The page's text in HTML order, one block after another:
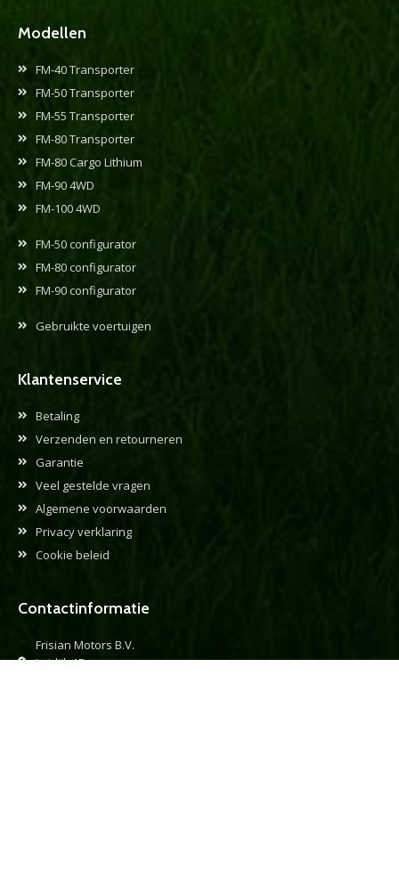
Modellen
FM-40 Transporter
FM-50 Transporter
FM-55 Transporter
FM-80 Transporter
FM-80 Cargo Lithium
FM-90 4WD
FM-100 4WD
FM-50 configurator
FM-80 configurator
FM-90 configurator
Gebruikte voertuigen
Klantenservice
Betaling
Verzenden en retourneren
Garantie
Veel gestelde vragen
Algemene voorwaarden
Privacy verklaring
Cookie beleid
Contactinformatie
Frisian Motors B.V.
Leidijk 1B